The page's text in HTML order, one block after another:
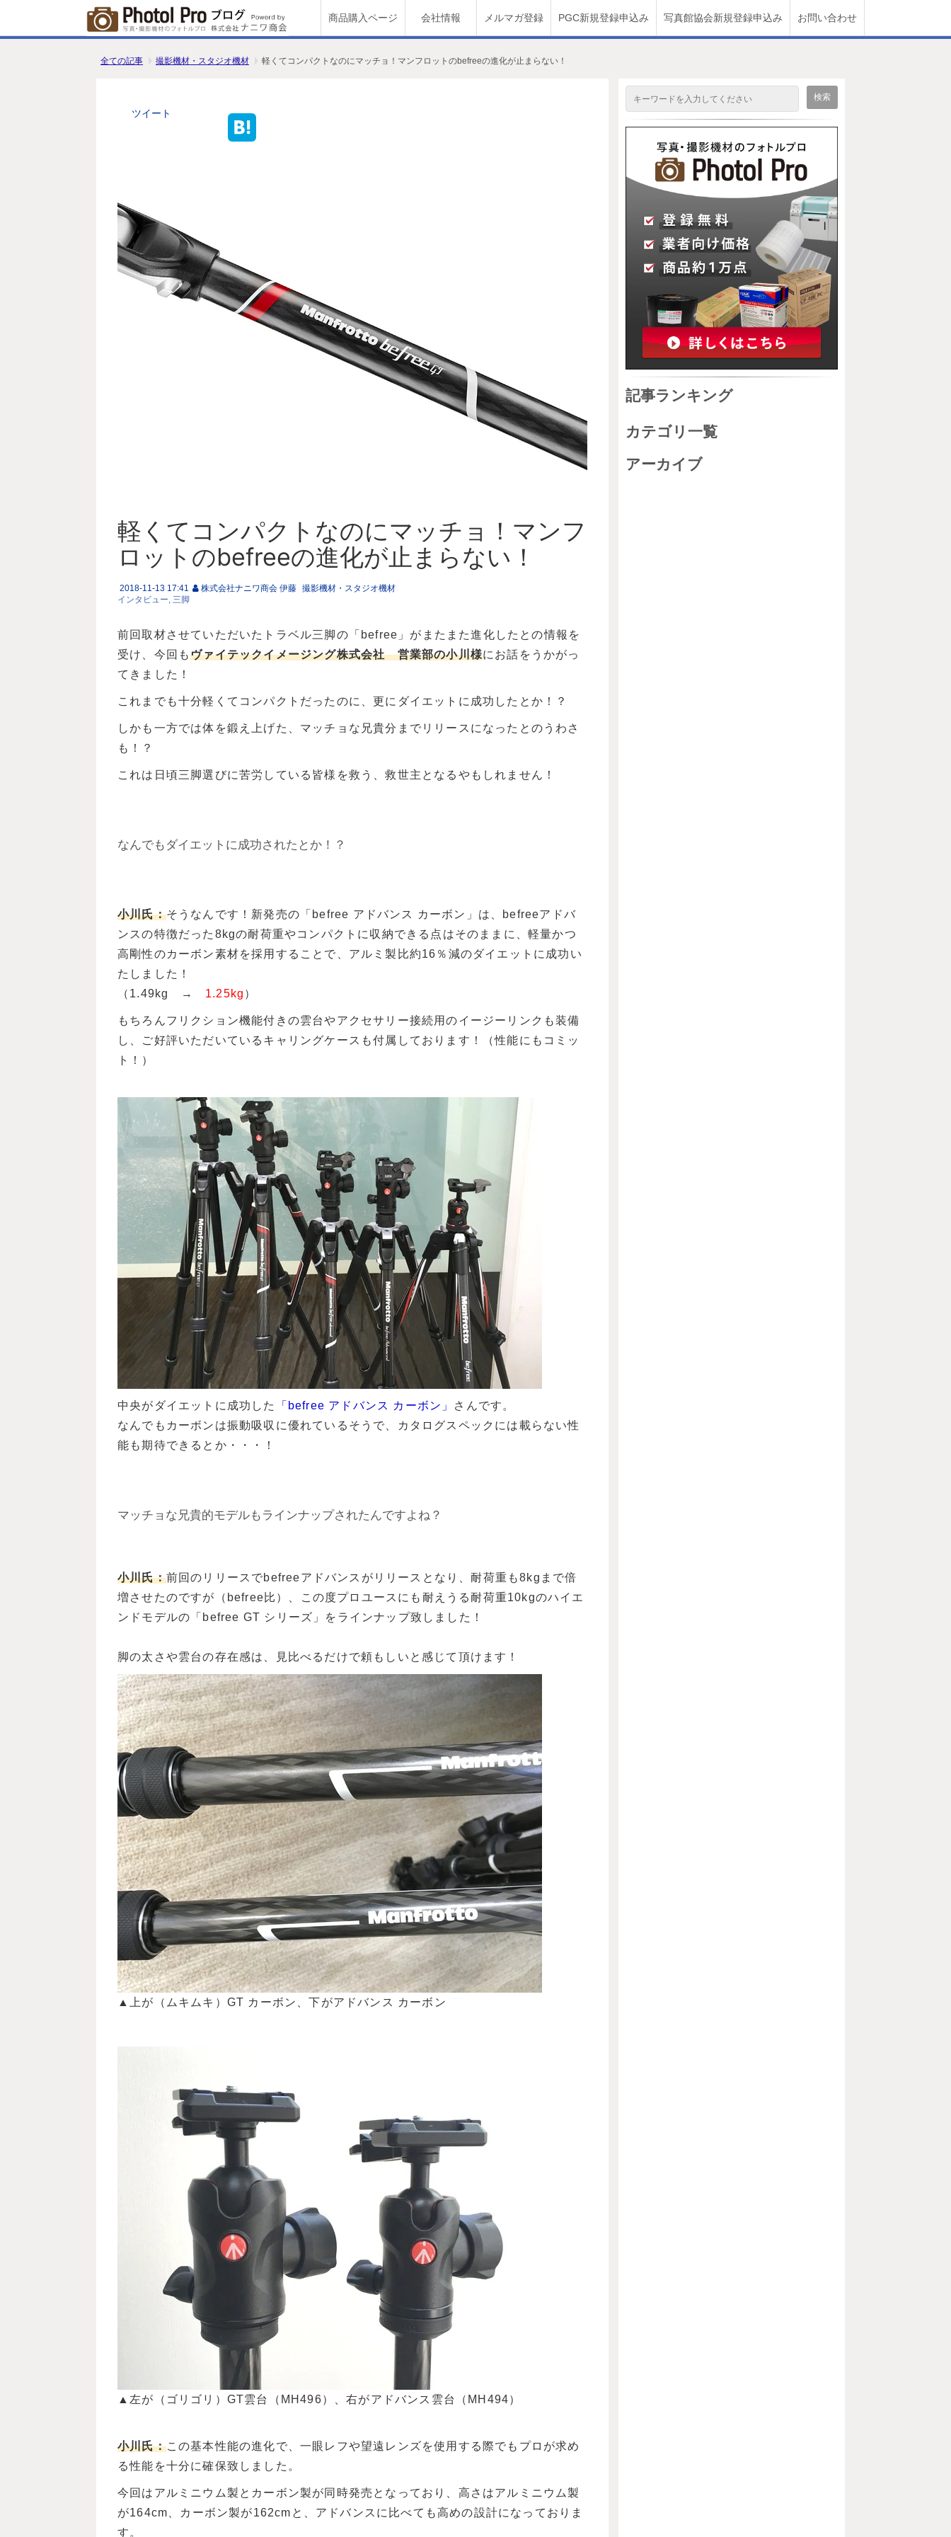
商品購入ページ 会社情報 メルマガ登録 PGC新規登録申込み 写真館協会新規登録申込み お問い合わせ
全ての記事 撮影機材・スタジオ機材 軽くてコンパクトなのにマッチョ！マンフロットのbefreeの進化が止まらない！
ツイート
軽くてコンパクトなのにマッチョ！マンフ
ロットのbefreeの進化が止まらない！
2018-11-13 17:41 株式会社ナニワ商会 伊藤 撮影機材・スタジオ機材
インタビュー 三脚
前回取材させていただいたトラベル三脚の「befree」がまたまた進化したとの情報を
受け、今回もヴァイテックイメージング株式会社 営業部の小川様にお話をうかがっ
てきました！
これまでも十分軽くてコンパクトだったのに、更にダイエットに成功した とか！？
しかも一方では体を鍛え上げた、 マッチョな兄貴分までリリースになった とのうわさ
も！？
これは日頃三脚選びに苦労している皆様を救う、救世主となるやもしれません！
なんでもダイエットに成功されたとか！？
小川氏：そうなんです！新発売の「befree アドバンス カーボン」は、befreeアドバ
ンスの特徴だった8kgの耐荷重やコンパクトに収納できる点はそのままに、軽量かつ
高剛性のカーボン素材を採用することで、アルミ製比約16％減のダイエットに成功い
たしました！
（1.49kg → 1.25kg ）
もちろんフリクション機能付きの雲台やアクセサリー接続用のイージーリンクも装備
し、ご好評いただいているキャリングケースも付属しております！（性能にもコミッ
ト！）
中央がダイエットに成功した 「befree アドバンス カーボン」 さんです。
なんでもカーボンは振動吸収に優れているそうで、カタログスペックには載らない性
能も期待できるとか・・・！
マッチョな兄貴的モデルもラインナップされたんですよね？
小川氏：前回のリリースでbefreeアドバンスがリリースとなり、耐荷重も8kgまで倍
増させたのですが（befree比）、この度プロユースにも耐えうる耐荷重10kgのハイエ
ンドモデルの「befree GT シリーズ」をラインナップ致しました！
脚の太さや雲台の存在感は、見比べるだけで頼もしいと感じて頂けます！
▲上が（ムキムキ）GT カーボン、下がアドバンス カーボン
▲左が（ゴリゴリ）GT雲台（MH496）、右がアドバンス雲台（MH494）
小川氏：この基本性能の進化で、一眼レフや望遠レンズを使用する際でもプロが求め
る性能を十分に確保致しました。
今回はアルミニウム製とカーボン製が同時発売となっており、高さはアルミニウム製
が164cm、カーボン製が162cmと、アドバンスに比べても高めの設計になっておりま
す。
記事ランキング
カテゴリ一覧
アーカイブ